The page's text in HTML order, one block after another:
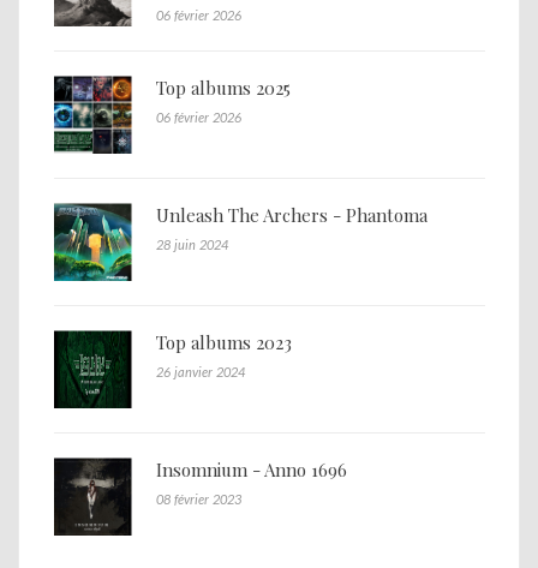
06 février 2026
Top albums 2025
06 février 2026
Unleash The Archers - Phantoma
28 juin 2024
Top albums 2023
26 janvier 2024
Insomnium - Anno 1696
08 février 2023